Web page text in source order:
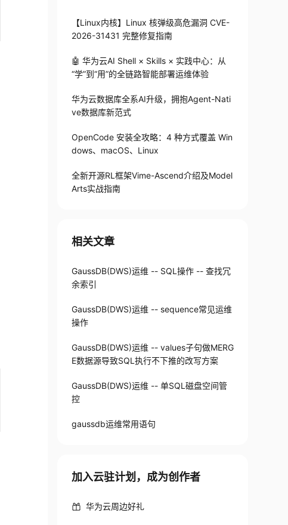
'%select 1%');
【Linux内核】Linux 核弹级高危漏洞 CVE-
2026-31431 完整修复指南
🤖 华为云AI Shell × Skills × 实践中心：从
“学”到“用”的全链路智能部署运维体验
华为云数据库全系AI升级，拥抱Agent-Nati
ve数据库新范式
OpenCode 安装全攻略：4 种方式覆盖 Win
dows、macOS、Linux
全新开源RL框架Vime-Ascend介绍及Model
Arts实战指南
相关文章
GaussDB(DWS)运维 -- SQL操作 -- 查找冗
余索引
GaussDB(DWS)运维 -- sequence常见运维
操作
GaussDB(DWS)运维 -- values子句做MERG
E数据源导致SQL执行不下推的改写方案
GaussDB(DWS)运维 -- 单SQL磁盘空间管
控
gaussdb运维常用语句
加入云驻计划，成为创作者
华为云周边好礼